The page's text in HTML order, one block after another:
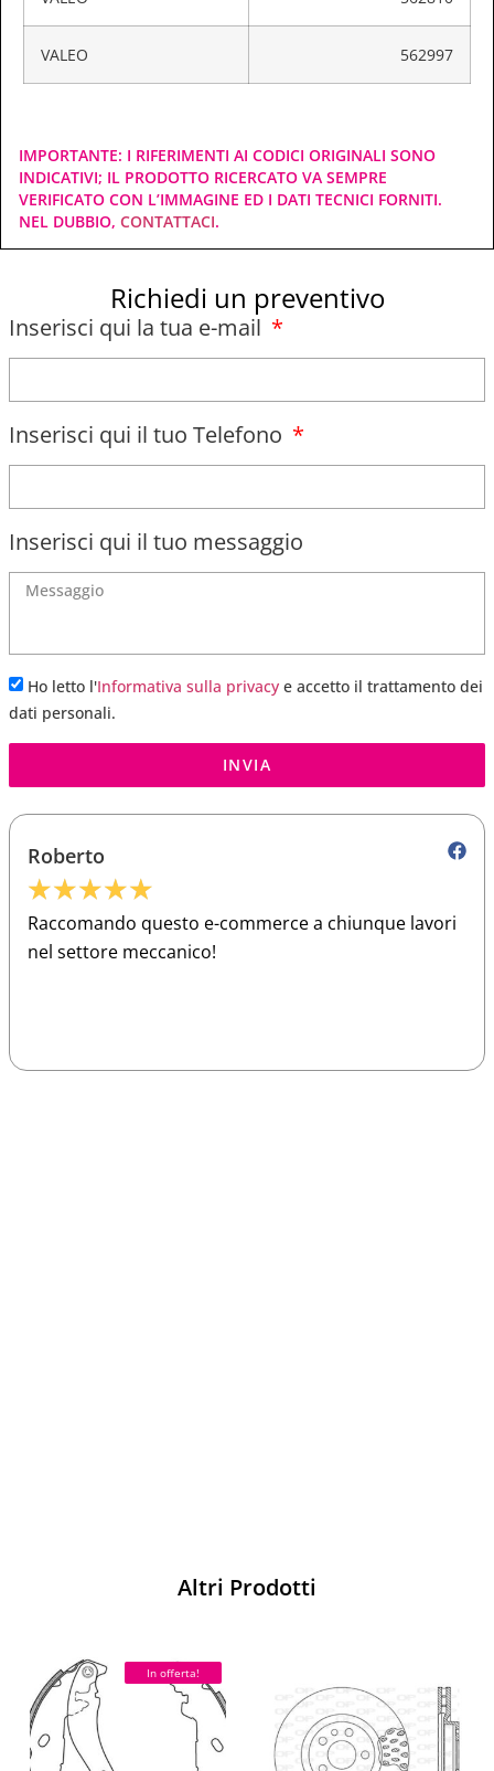
VALEO 562997
IMPORTANTE: I RIFERIMENTI AI CODICI ORIGINALI SONO
INDICATIVI; IL PRODOTTO RICERCATO VA SEMPRE
VERIFICATO CON L’IMMAGINE ED I DATI TECNICI FORNITI.
NEL DUBBIO, CONTATTACI.
Richiedi un preventivo
Inserisci qui la tua e-mail
Inserisci qui il tuo Telefono
Inserisci qui il tuo messaggio
Ho letto l'Informativa sulla privacy e accetto il trattamento dei
dati personali.
INVIA
Roberto
★★★★★
Raccomando questo e-commerce a chiunque lavori
nel settore meccanico!
Altri Prodotti
In offerta!